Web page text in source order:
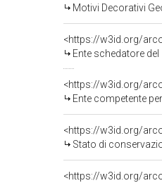
Motivi Decorativi
<https://w3id.org/
Ente schedatore
<https://w3id.org/
Ente competente per
<https://w3id.org/
Stato di
<https://w3id.org/